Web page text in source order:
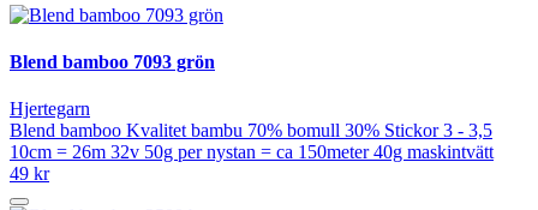
Blend bamboo 7093 grön
Hjertegarn
Blend bamboo Kvalitet bambu 70% bomull 30% Stickor 3 - 3,5
10cm = 26m 32v 50g per nystan = ca 150meter 40g maskintvätt
49 kr